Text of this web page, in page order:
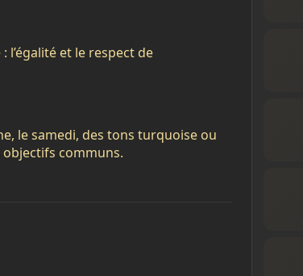
l’égalité et le respect de
le samedi, des tons turquoise ou
communs.